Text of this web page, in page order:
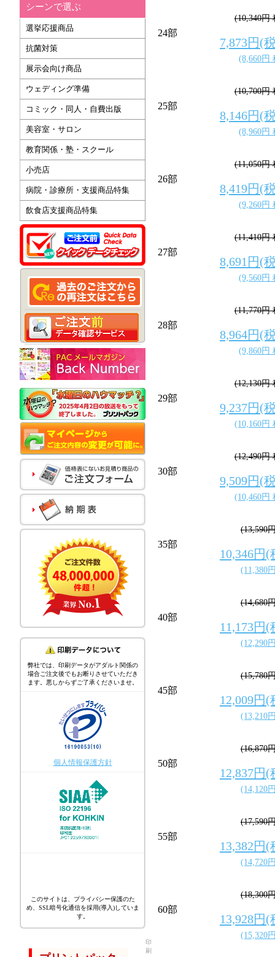
24部
(10,340円
7,873円(
(8,660円
25部
(10,700円
8,146円(
(8,960円
26部
(11,050円
8,419円(
(9,260円
27部
(11,410円
8,691円(
(9,560円
28部
(11,770円
8,964円(
(9,860円
29部
(12,130円
9,237円(
(10,160円
30部
(12,490円
9,509円(
(10,460円
35部
(13,590
10,346円(
(11,380
40部
(14,680
11,173円(
(12,290
45部
(15,780
12,009円(
(13,210
50部
(16,870
12,837円(
(14,120
55部
(17,590
13,382円(
(14,720
60部
(18,300
13,928円(
(15,320
シーンで選ぶ
選挙応援商品
抗菌対策
展示会向け商品
ウェディング準備
コミック・同人・自費出版
美容室・サロン
教育関係・塾・スクール
小売店
病院・診療所・支援商品特集
飲食店支援商品特集
弊社では、印刷データがアダルト関係の
場合ご注文後でもお断りさせていただき
ます。悪しからずご了承くださいませ。
個人情報保護方針
このサイトは、プライバシー保護のた
め、SSL暗号化通信を採用(導入)していま
す。
印
刷